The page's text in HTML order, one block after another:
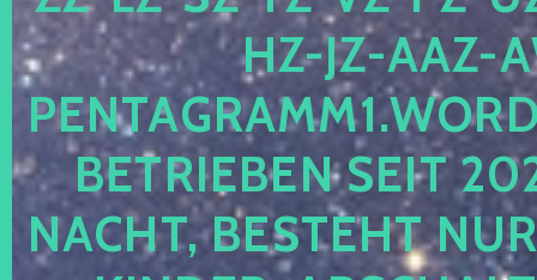
-JZ-AAZ-
TRIEBEN SEIT 2024
CHT, BESTEHT NUR